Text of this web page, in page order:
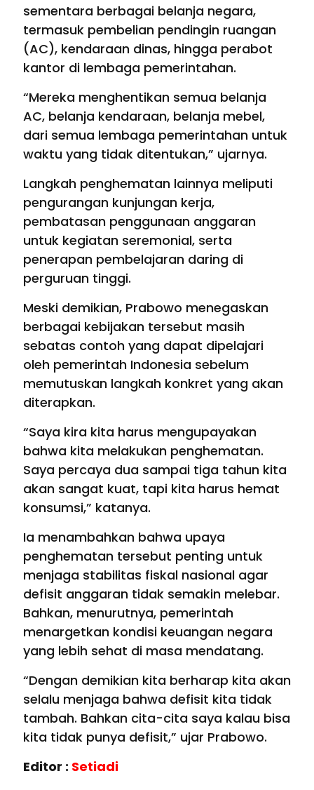
sementara berbagai belanja negara,
termasuk pembelian pendingin ruangan
(AC), kendaraan dinas, hingga perabot
kantor di lembaga pemerintahan.
“Mereka menghentikan semua belanja
AC, belanja kendaraan, belanja mebel,
dari semua lembaga pemerintahan untuk
waktu yang tidak ditentukan,” ujarnya.
Langkah penghematan lainnya meliputi
pengurangan kunjungan kerja,
pembatasan penggunaan anggaran
untuk kegiatan seremonial, serta
penerapan pembelajaran daring di
perguruan tinggi.
Meski demikian, Prabowo menegaskan
berbagai kebijakan tersebut masih
sebatas contoh yang dapat dipelajari
oleh pemerintah Indonesia sebelum
memutuskan langkah konkret yang akan
diterapkan.
“Saya kira kita harus mengupayakan
bahwa kita melakukan penghematan.
Saya percaya dua sampai tiga tahun kita
akan sangat kuat, tapi kita harus hemat
konsumsi,” katanya.
Ia menambahkan bahwa upaya
penghematan tersebut penting untuk
menjaga stabilitas fiskal nasional agar
defisit anggaran tidak semakin melebar.
Bahkan, menurutnya, pemerintah
menargetkan kondisi keuangan negara
yang lebih sehat di masa mendatang.
“Dengan demikian kita berharap kita akan
selalu menjaga bahwa defisit kita tidak
tambah. Bahkan cita-cita saya kalau bisa
kita tidak punya defisit,” ujar Prabowo.
Editor : Setiadi